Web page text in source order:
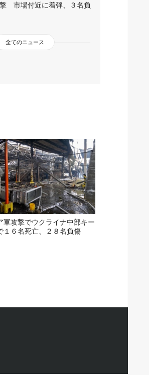
市場付近に着弾、３名負
全てのニュース
軍攻撃でウクライナ中部キー
１６名死亡、２８名負傷